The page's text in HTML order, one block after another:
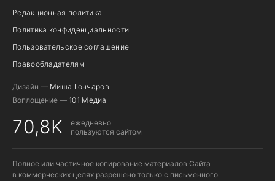
Редакционная политика
Политика конфиденциальности
Пользовательское соглашение
Правообладателям
Дизайн — Миша Гончаров
Воплощение — 101 Медиа
70,8K
ежедневно
пользуются сайтом
Полное или частичное копирование материалов Сайта
в коммерческих целях разрешено только с письменного